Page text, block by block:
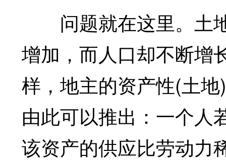
问题就在这里。土
增加，而人口却不断增
样，地主的资产性(土
由此可以推出：一个人
该资产的供应比劳动力